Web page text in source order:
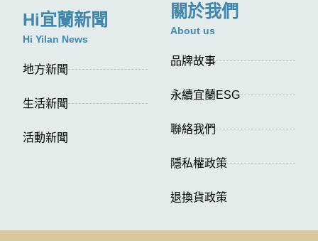
Hi宜蘭新聞
Hi Yilan News
地方新聞
生活新聞
活動新聞
關於我們
About us
品牌故事
永續宜蘭ESG
聯絡我們
隱私權政策
退換貨政策